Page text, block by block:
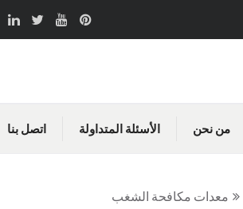
من نحن الأسئلة المتداولة اتصل بنا
معدات مكافحة الشغب